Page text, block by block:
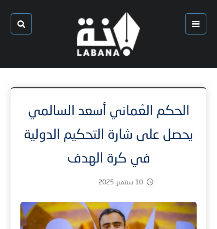
الحكم العُماني أسعد السالمي
يحصل على شارة التحكيم الدولية
في كرة الهدف
10 سبتمبر، 2025